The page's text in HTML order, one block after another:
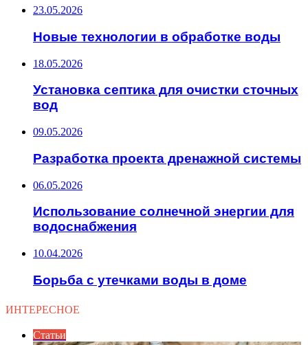
23.05.2026
Новые технологии в обработке воды
18.05.2026
Установка септика для очистки сточных
вод
09.05.2026
Разработка проекта дренажной системы
06.05.2026
Использование солнечной энергии для
водоснабжения
10.04.2026
Борьба с утечками воды в доме
ИНТЕРЕСНОЕ
Статьи